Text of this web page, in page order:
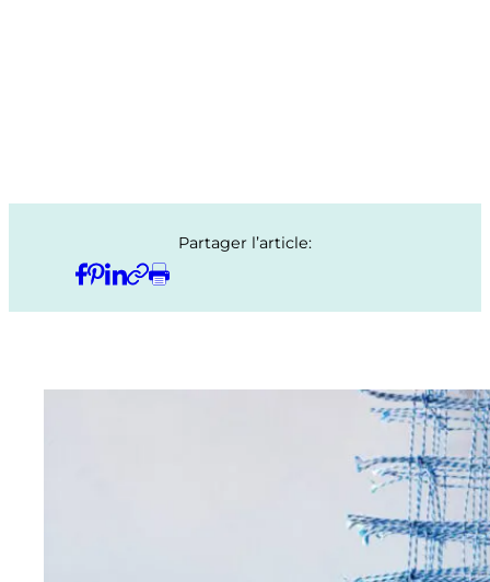
Partager l’article: